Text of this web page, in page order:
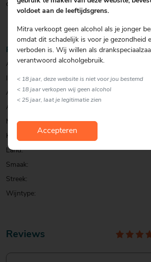
dranken '.
Reviews
Productinformatie
Artikelcode:
Inhoud:
Alcohol percentage:
Allergenen:
Merk:
Kenmerk:
Land:
Smaak:
Streek:
Wijntype:
voldoet aan de leeftijdsgrens.
Mitra verkoopt geen alcohol als je jonger
omdat dit schadelijk is voor je gezondheid
verboden is. Wij willen als
verantwoord alcoholgebruik.
< 18 jaar, deze website is niet voor jou bestemd
< 18 jaar verkopen wij geen alcohol
< 25 jaar, laat je legitimatie zien
Accepteren